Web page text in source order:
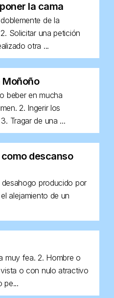
la cama
de la
Solicitar una petición
otra ...
Moñoño
beber en mucha
2. Ingerir los
Tragar de una ...
descanso
desahogo producido por
alejamiento de un
muy fea. 2. Hombre o
o con nulo atractivo
pe...